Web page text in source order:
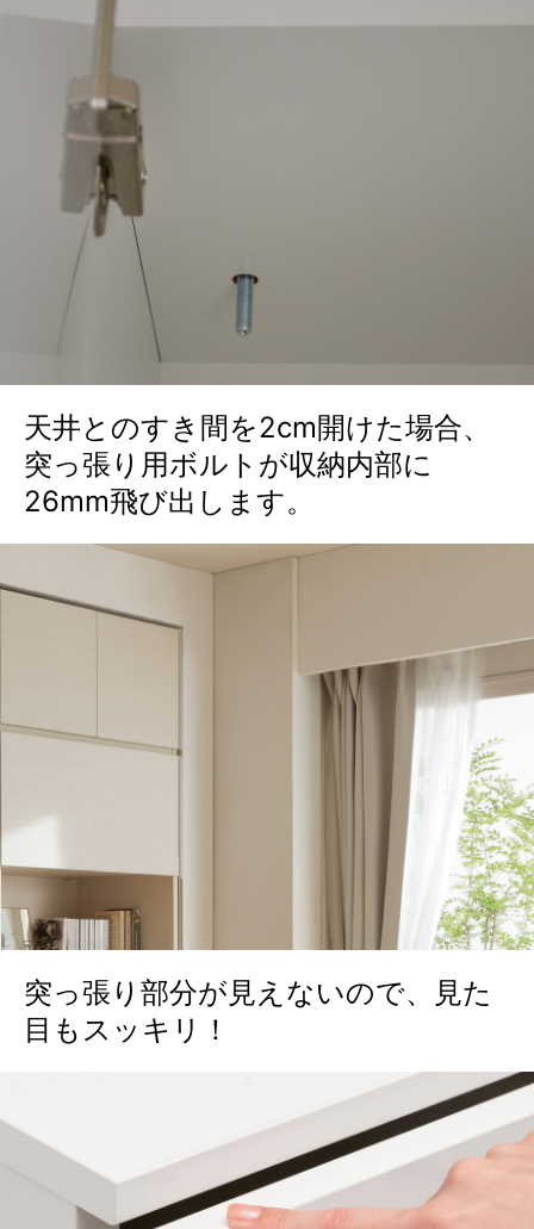
天井とのすき間を2cm開けた場合、
突っ張り用ボルトが収納内部に
26mm飛び出します。
突っ張り部分が見えないので、見た
目もスッキリ！